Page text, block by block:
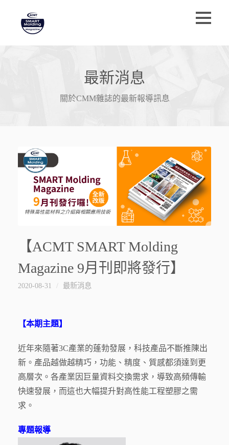
最新消息
關於CMM雜誌的最新報導訊息
【ACMT SMART Molding
Magazine 9月刊即將發行】
2020-08-31 最新消息
【本期主題】
近年來隨著3C產業的蓬勃發展，科技產品不斷推陳出
新。產品越做越精巧，功能、精度、質感都須達到更
高層次。各產業因巨量資料交換需求，導致高頻傳輸
快速發展，而這也大幅提升對高性能工程塑膠之需
求。
專題報導